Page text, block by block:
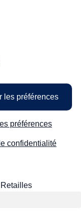
les préférences
préférences
confidentialité